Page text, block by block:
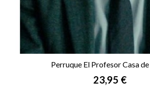
Perruque El Profesor Casa
Prix
23,95 €